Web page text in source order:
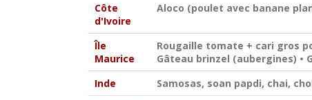
Côte
d'Ivoire
Aloco (poulet avec banane
Île
Maurice
Rougaille tomate + cari gros
Gâteau brinzel (aubergines) •
Inde
Samosas, soan papdi, chai,